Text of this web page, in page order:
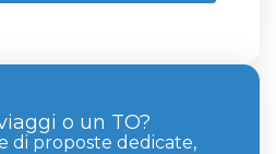
o un TO?
di proposte dedicate,